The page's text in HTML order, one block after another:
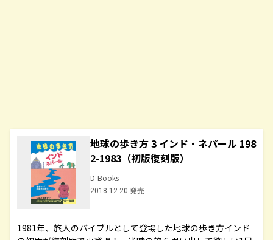
地球の歩き方 3 インド・ネパール 198
2-1983（初版復刻版）
D-Books
2018.12.20 発売
1981年、旅人のバイブルとして登場した地球の歩き方インド